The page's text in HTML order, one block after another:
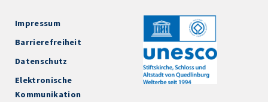
Impressum
Barrierefreiheit
Datenschutz
Elektronische
Kommunikation